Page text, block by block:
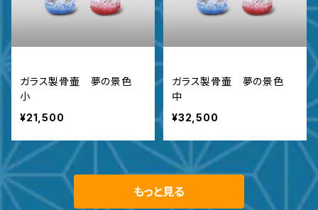
ガラス製骨壷 夢の景色
小
¥21,500
ガラス製骨壷 夢の景色
中
¥32,500
もっと見る